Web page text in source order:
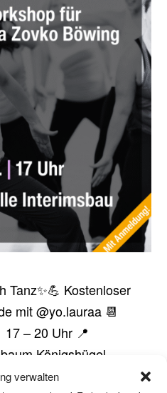
verwalten
Tanz✨💪 Kostenloser
mit @yo.lauraa 📆
17 – 20 Uhr 📍
Königshügel
tanz (Link gibt es auch in